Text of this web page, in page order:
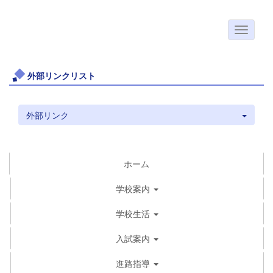
外部リンクリスト
外部リンク
ホーム
学校案内
学校生活
入試案内
進路指導